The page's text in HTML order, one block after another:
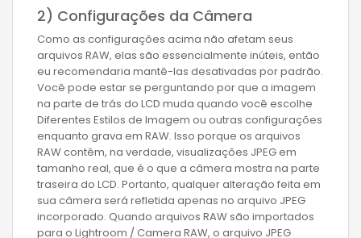
2) Configurações da Câmera
Como as configurações acima não afetam seus
arquivos RAW, elas são essencialmente inúteis, então
eu recomendaria mantê-las desativadas por padrão.
Você pode estar se perguntando por que a imagem
na parte de trás do LCD muda quando você escolhe
Diferentes Estilos de Imagem ou outras configurações
enquanto grava em RAW. Isso porque os arquivos
RAW contêm, na verdade, visualizações JPEG em
tamanho real, que é o que a câmera mostra na parte
traseira do LCD. Portanto, qualquer alteração feita em
sua câmera será refletida apenas no arquivo JPEG
incorporado. Quando arquivos RAW são importados
para o Lightroom / Camera RAW, o arquivo JPEG